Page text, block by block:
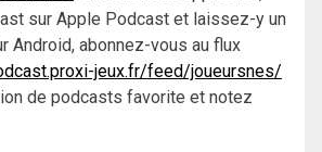
sur Apple Podcast et laissez-y un
Android, abonnez-vous au flux
jeux.fr/feed/joueursnes/
de podcasts favorite et notez